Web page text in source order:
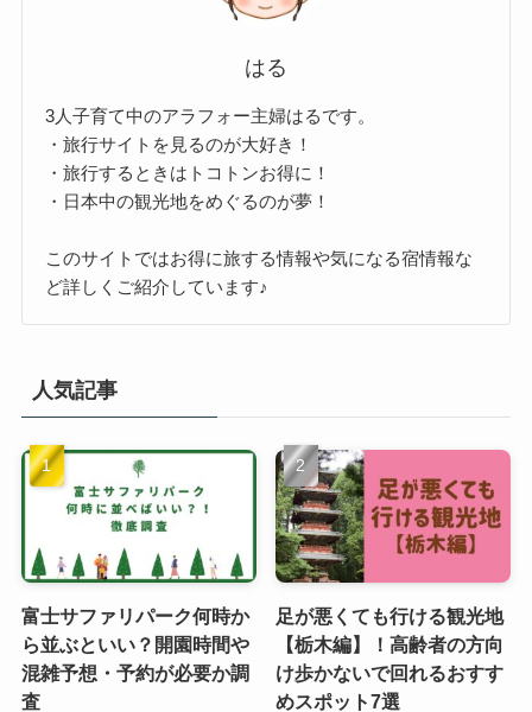
はる
3人子育て中のアラフォー主婦はるです。
・旅行サイトを見るのが大好き！
・旅行するときはトコトンお得に！
・日本中の観光地をめぐるのが夢！
このサイトではお得に旅する情報や気になる宿情報な
ど詳しくご紹介しています♪
人気記事
富士サファリパーク何時か
ら並ぶといい？開園時間や
混雑予想・予約が必要か調
査
足が悪くても行ける観光地
【栃木編】！高齢者の方向
け歩かないで回れるおすす
めスポット7選